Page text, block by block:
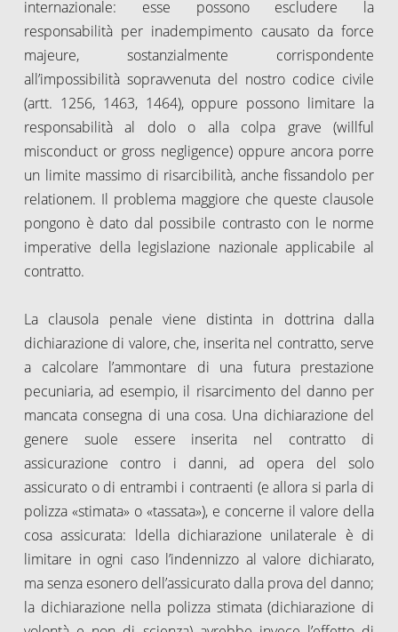
internazionale: esse possono escludere la
responsabilità per inadempimento causato da force
majeure, sostanzialmente corrispondente
all’impossibilità sopravvenuta del nostro codice civile
(artt. 1256, 1463, 1464), oppure possono limitare la
responsabilità al dolo o alla colpa grave (willful
misconduct or gross negligence) oppure ancora porre
un limite massimo di risarcibilità, anche fissandolo per
relationem. Il problema maggiore che queste clausole
pongono è dato dal possibile contrasto con le norme
imperative della legislazione nazionale applicabile al
contratto.
La clausola penale viene distinta in dottrina dalla
dichiarazione di valore, che, inserita nel contratto, serve
a calcolare l’ammontare di una futura prestazione
pecuniaria, ad esempio, il risarcimento del danno per
mancata consegna di una cosa. Una dichiarazione del
genere suole essere inserita nel contratto di
assicurazione contro i danni, ad opera del solo
assicurato o di entrambi i contraenti (e allora si parla di
polizza «stimata» o «tassata»), e concerne il valore della
cosa assicurata: ldella dichiarazione unilaterale è di
limitare in ogni caso l’indennizzo al valore dichiarato,
ma senza esonero dell’assicurato dalla prova del danno;
la dichiarazione nella polizza stimata (dichiarazione di